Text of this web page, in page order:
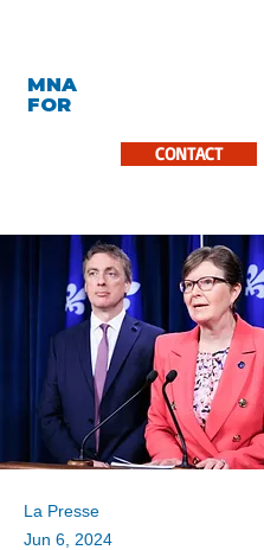
CONTACT
MNA
FOR
La Presse
Jun 6, 2024